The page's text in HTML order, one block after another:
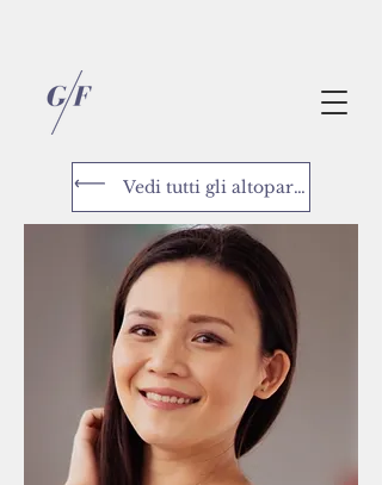
Vedi tutti gli altoparlanti